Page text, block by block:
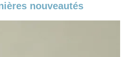
nouveautés